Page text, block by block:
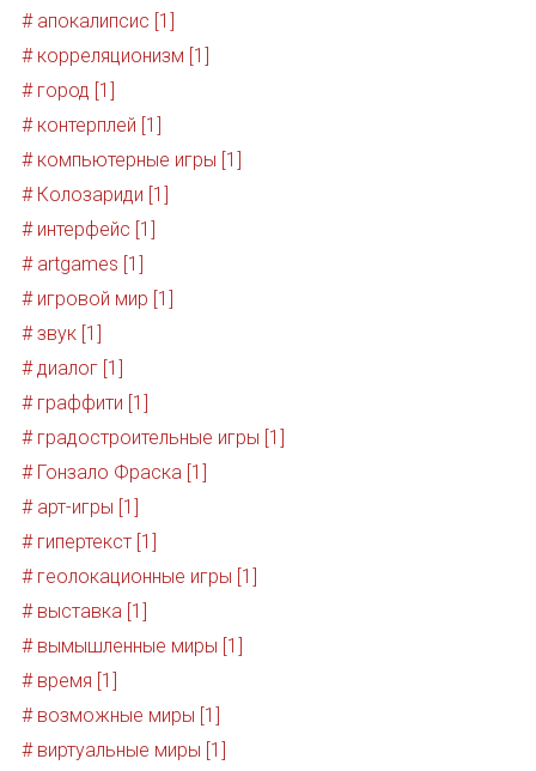
# апокалипсис [1]
# корреляционизм [1]
# город [1]
# контерплей [1]
# компьютерные игры [1]
# Колозариди [1]
# интерфейс [1]
# artgames [1]
# игровой мир [1]
# звук [1]
# диалог [1]
# граффити [1]
# градостроительные игры [1]
# Гонзало Фраска [1]
# арт-игры [1]
# гипертекст [1]
# геолокационные игры [1]
# выставка [1]
# вымышленные миры [1]
# время [1]
# возможные миры [1]
# виртуальные миры [1]